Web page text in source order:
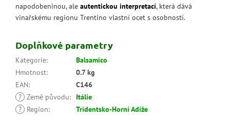
napodobeninou, ale autentickou interpretací, která dává
vinařskému regionu Trentino vlastní ocet s osobností.
Doplňkové parametry
Kategorie:
Balsamico
Hmotnost:
0.7 kg
EAN:
C146
? Země původu:
Itálie
?
Region: Tridentsko-Horní Adiže